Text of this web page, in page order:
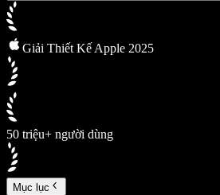
Giải Thiết Kế Apple 2025
50 triệu+ người dùng
Mục lục